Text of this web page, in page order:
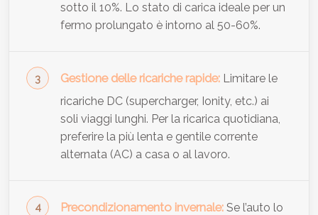
sotto il 10%. Lo stato di carica ideale per un
fermo prolungato è intorno al 50-60%.
Gestione delle ricariche rapide: Limitare le
ricariche DC (supercharger, Ionity, etc.) ai
soli viaggi lunghi. Per la ricarica quotidiana,
preferire la più lenta e gentile corrente
alternata (AC) a casa o al lavoro.
Precondizionamento invernale: Se l’auto lo